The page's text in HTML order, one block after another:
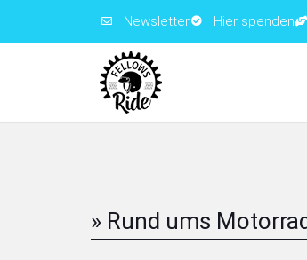
Newsletter Hier spenden
» Rund ums